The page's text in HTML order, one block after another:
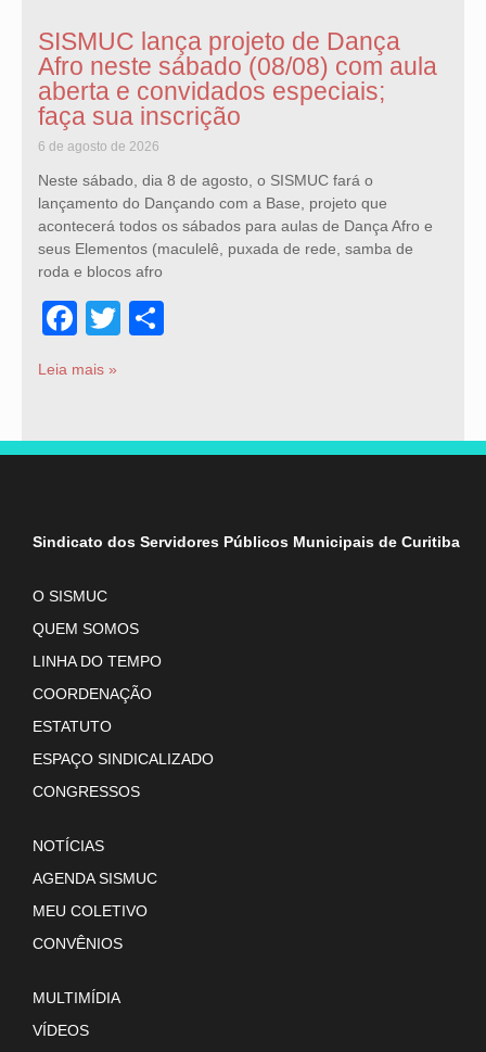
SISMUC lança projeto de Dança
Afro neste sábado (08/08) com aula
aberta e convidados especiais;
faça sua inscrição
6 de agosto de 2026
Neste sábado, dia 8 de agosto, o SISMUC fará o
lançamento do Dançando com a Base, projeto que
acontecerá todos os sábados para aulas de Dança Afro e
seus Elementos (maculelê, puxada de rede, samba de
roda e blocos afro
Facebook
Twitter
Leia mais »
Sindicato dos Servidores Públicos Municipais de Curitiba
O SISMUC
QUEM SOMOS
LINHA DO TEMPO
COORDENAÇÃO
ESTATUTO
ESPAÇO SINDICALIZADO
CONGRESSOS
NOTÍCIAS
AGENDA SISMUC
MEU COLETIVO
CONVÊNIOS
MULTIMÍDIA
VÍDEOS